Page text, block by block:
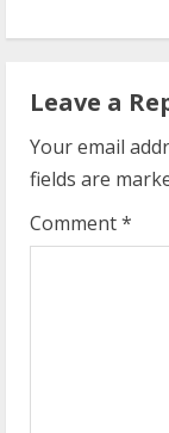
u
e
R
Leave a
Your email
fields are
Comment*